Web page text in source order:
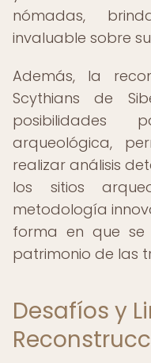
nómadas,
invaluable sobre
Además, la
Scythians de
posibilidades
arqueológica,
realizar análisis
los sitios
metodología
forma en que se
patrimonio de las
Desafíos y